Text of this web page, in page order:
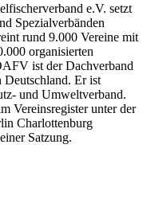
e.V. setzt
Spezialverbänden
rund 9.000 Vereine mit
organisierten
ist der Dachverband
Er ist
und Umweltverband.
Vereinsregister unter der
Charlottenburg
Satzung.